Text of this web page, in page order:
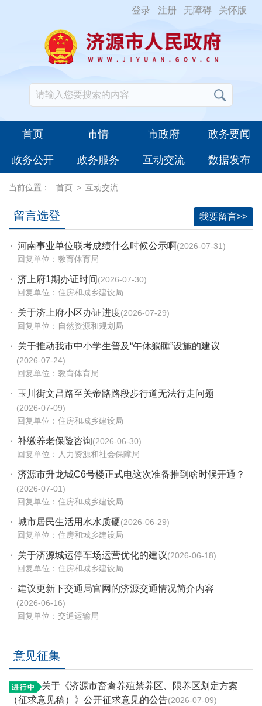
登录 注册 无障碍 关怀版
首页 市情 市政府 政务要闻
政务公开 政务服务 互动交流 数据发布
当前位置： 首页 > 互动交流
留言选登 我要留言>>
· 河南事业单位联考成绩什么时候公示啊 2026-07-31
回复单位：教育体育局
· 济上府1期办证时间 2026-07-30
回复单位：住房和城乡建设局
· 关于济上府小区办证进度 2026-07-29
回复单位：自然资源和规划局
· 关于推动我市中小学生普及“午休躺睡”设施的建议
2026-07-24
回复单位：教育体育局
· 玉川街文昌路至关帝路路段步行道无法行走问题
2026-07-09
回复单位：住房和城乡建设局
· 补缴养老保险咨询 2026-06-30
回复单位：人力资源和社会保障局
· 济源市升龙城C6号楼正式电这次准备推到啥时候开通？
2026-07-01
回复单位：住房和城乡建设局
· 城市居民生活用水水质硬 2026-06-29
回复单位：住房和城乡建设局
· 关于济源城运停车场运营优化的建议 2026-06-18
回复单位：住房和城乡建设局
· 建议更新下交通局官网的济源交通情况简介内容
2026-06-16
回复单位：交通运输局
意见征集
关于《济源市畜禽养殖禁养区、限养区划定方案
（征求意见稿）》公开征求意见的公告 2026-07-09